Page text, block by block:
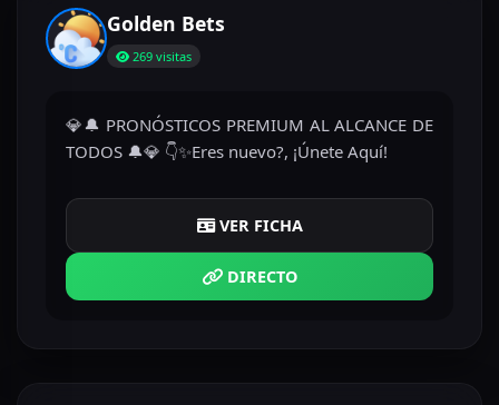
Golden Bets
269 visitas
💎🔔 PRONÓSTICOS PREMIUM AL ALCANCE DE
TODOS 🔔💎 👇✨Eres nuevo?, ¡Únete Aquí!
VER FICHA
DIRECTO